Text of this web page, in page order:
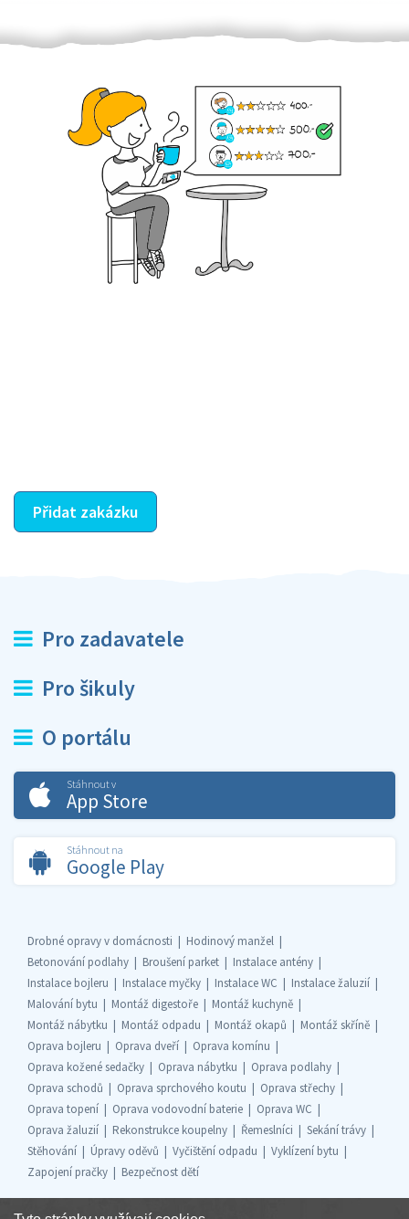
Přidat zakázku
Pro zadavatele
Pro šikuly
O portálu
Stáhnout v
App Store
Stáhnout na
Google Play
Drobné opravy v domácnosti
Hodinový manžel
Betonování podlahy
Broušení parket
Instalace antény
Instalace bojleru
Instalace myčky Instalace WC
Instalace žaluzií
Malování bytu
Montáž digestoře
Montáž kuchyně
Montáž nábytku
Montáž odpadu Montáž okapů
Montáž skříně
Oprava bojleru
Oprava dveří
Oprava komínu
Oprava kožené sedačky
Oprava nábytku
Oprava podlahy
Oprava schodů
Oprava sprchového koutu
Oprava střechy
Oprava topení
Oprava vodovodní baterie
Oprava WC
Oprava žaluzií
Rekonstrukce koupelny Řemeslníci
Sekání trávy
Stěhování
Úpravy oděvů Vyčištění odpadu
Vyklízení bytu
Zapojení pračky
Bezpečnost dětí